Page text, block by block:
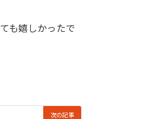
も嬉しかったで
次の記事